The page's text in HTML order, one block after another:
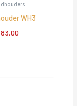
WH3
83,00